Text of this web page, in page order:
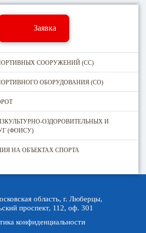
Заявка
СООРУЖЕНИЙ (CC)
ОБОРУДОВАНИЯ (СО)
ОЗДОРОВИТЕЛЬНЫХ И
(ФОИСУ)
НА ОБЪЕКТАХ СПОРТА
область, г. Люберцы,
проспект, 112, оф. 301
конфиденциальности